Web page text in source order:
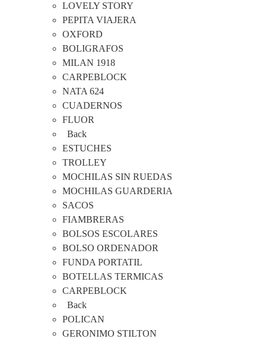
LOVELY STORY
PEPITA VIAJERA
OXFORD
BOLIGRAFOS
MILAN 1918
CARPEBLOCK
NATA 624
CUADERNOS
FLUOR
Back
ESTUCHES
TROLLEY
MOCHILAS SIN RUEDAS
MOCHILAS GUARDERIA
SACOS
FIAMBRERAS
BOLSOS ESCOLARES
BOLSO ORDENADOR
FUNDA PORTATIL
BOTELLAS TERMICAS
CARPEBLOCK
Back
POLICAN
GERONIMO STILTON